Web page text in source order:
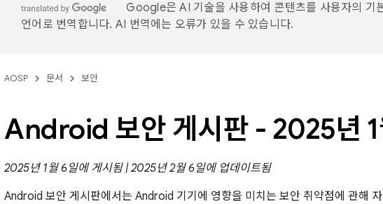
Google은 AI 기술을 사용하여 콘텐츠를 사용자의 기
언어로 번역합니다. AI 번역에는 오류가 있을 수 있습니다.
AOSP 문서 보안
Android 보안 게시판 - 2025년 1
2025년 1월 6일에 게시됨 | 2025년 2월 6일에 업데이트됨
Android 보안 게시판에서는 Android 기기에 영향을 미치는 보안 취약점에 관해